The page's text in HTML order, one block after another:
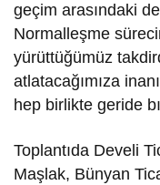
geçim arasındaki
Normalleşme
yürüttüğümüz
atlatacağımıza
hep birlikte geride
Toplantıda Develi
Maşlak, Bünyan